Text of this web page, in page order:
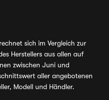
sich im Vergleich zur
Herstellers aus allen auf
zwischen Juni und
aller angebotenen
Modell und Händler.